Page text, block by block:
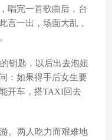
唱完一首歌曲后，台
言一出，场面大乱，
钥匙，以后出去泡妞
：如果得手后女生要
开车，搭TAXI回去
。两人吃力而艰难地